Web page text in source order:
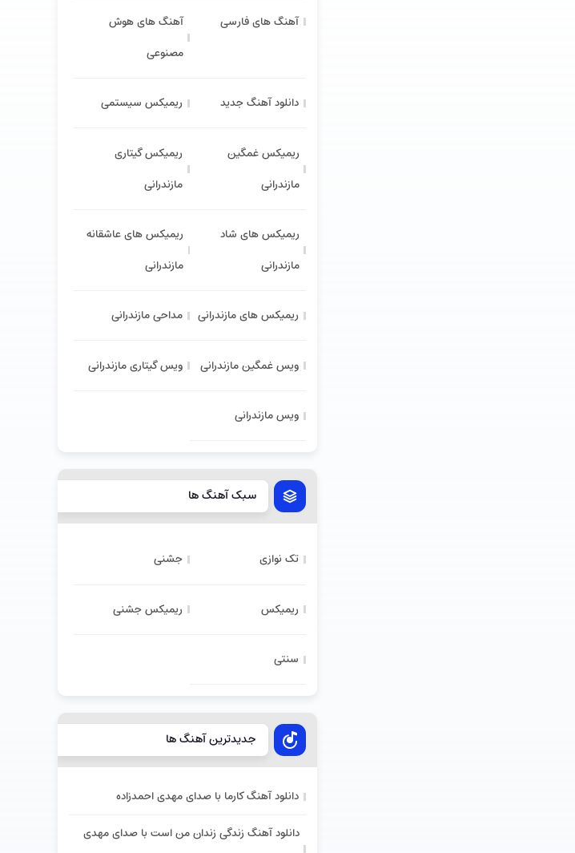
آهنگ های فارسی
آهنگ های هوش
مصنوعی
دانلود آهنگ جدید ریمیکس سیستمی
ریمیکس غمگین
مازندرانی
ریمیکس گیتاری
مازندرانی
ریمیکس های شاد
مازندرانی
ریمیکس های عاشقانه
مازندرانی
ریمیکس های مازندرانی مداحی مازندرانی
ویس غمگین مازندرانی ویس گیتاری مازندرانی
ویس مازندرانی
سبک آهنگ ها
تک نوازی جشنی
ریمیکس ریمیکس جشنی
سنتی
جدیدترین آهنگ ها
دانلود آهنگ کارما با صدای مهدی احمدزاده
دانلود آهنگ زندگی زندان من است با صدای مهدی